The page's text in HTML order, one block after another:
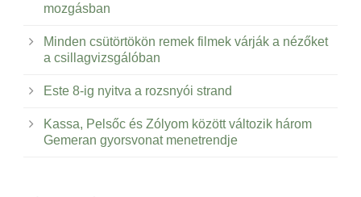
mozgásban
Minden csütörtökön remek filmek várják a nézőket
a csillagvizsgálóban
Este 8-ig nyitva a rozsnyói strand
Kassa, Pelsőc és Zólyom között változik három
Gemeran gyorsvonat menetrendje